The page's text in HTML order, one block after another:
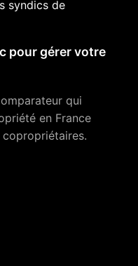
syndics de
pour gérer votre
qui
en France